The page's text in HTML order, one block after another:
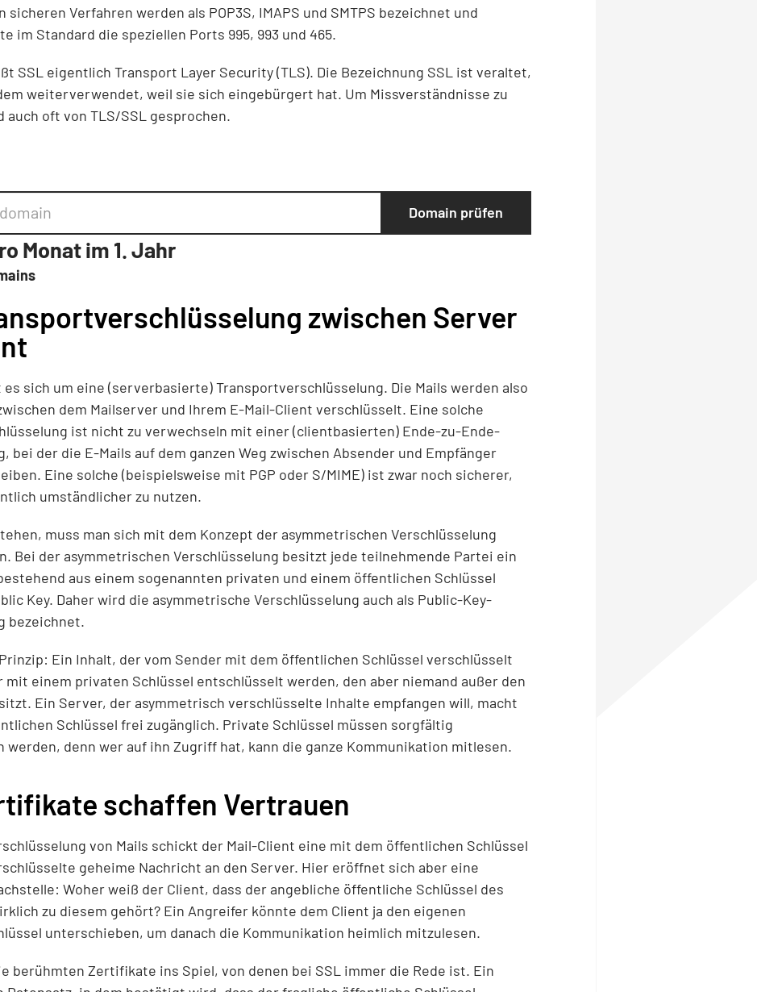
sicheren Verfahren werden als POP3S, IMAPS und SMTPS bezeichnet und
im Standard die speziellen Ports 995, 993 und 465.
SSL eigentlich Transport Layer Security (TLS). Die Bezeichnung SSL ist veraltet,
weiterverwendet, weil sie sich eingebürgert hat. Um Missverständnisse zu
auch oft von TLS/SSL gesprochen.
Domain prüfen
Monat im 1. Jahr
zwischen Server
es sich um eine (serverbasierte) Transportverschlüsselung. Die Mails werden also
dem Mailserver und Ihrem E-Mail-Client verschlüsselt. Eine solche
ist nicht zu verwechseln mit einer (clientbasierten) Ende-zu-Ende-
bei der die E-Mails auf dem ganzen Weg zwischen Absender und Empfänger
Eine solche (beispielsweise mit PGP oder S/MIME) ist zwar noch sicherer,
umständlicher zu nutzen.
muss man sich mit dem Konzept der asymmetrischen Verschlüsselung
Bei der asymmetrischen Verschlüsselung besitzt jede teilnehmende Partei ein
aus einem sogenannten privaten und einem öffentlichen Schlüssel
Key. Daher wird die asymmetrische Verschlüsselung auch als Public-Key-
bezeichnet.
Ein Inhalt, der vom Sender mit dem öffentlichen Schlüssel verschlüsselt
mit einem privaten Schlüssel entschlüsselt werden, den aber niemand außer den
Ein Server, der asymmetrisch verschlüsselte Inhalte empfangen will, macht
Schlüssel frei zugänglich. Private Schlüssel müssen sorgfältig
werden, denn wer auf ihn Zugriff hat, kann die ganze Kommunikation mitlesen.
schaffen Vertrauen
von Mails schickt der Mail-Client eine mit dem öffentlichen Schlüssel
geheime Nachricht an den Server. Hier eröffnet sich aber eine
Woher weiß der Client, dass der angebliche öffentliche Schlüssel des
zu diesem gehört? Ein Angreifer könnte dem Client ja den eigenen
unterschieben, um danach die Kommunikation heimlich mitzulesen.
berühmten Zertifikate ins Spiel, von denen bei SSL immer die Rede ist. Ein